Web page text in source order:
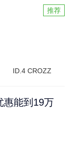
推荐
ID.4 CROZZ
惠能到19万